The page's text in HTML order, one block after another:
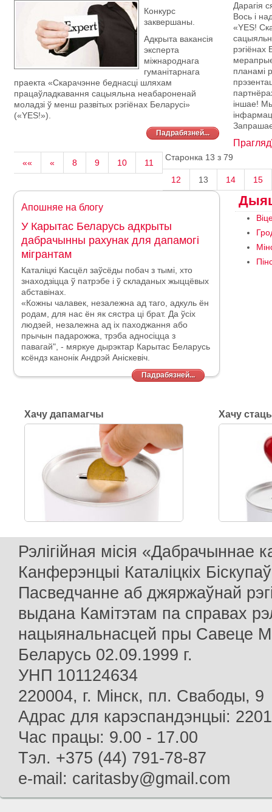
Конкурс
заквершаны.
Адкрыта вакансія
эксперта
міжнароднага
гуманітарнага
праекта «Скарачэнне беднасці шляхам
працаўладкавання сацыяльна неабароненай
моладзі ў менш развітых рэгіёнах Беларусі»
(«YES!»).
Падрабязней...
Дарагія
Вось і
«YES!
рэгіёнах
планамі
іншае! Мы
Старонка 13 з 79
«« « 8 9 10
11
12
13 14 15
Апошняе на блогу
У Карытас Беларусь адкрыты
дабрачынны рахунак для дапамогі
мігрантам
Каталіцкі Касцёл заўсёды побач з тымі, хто
знаходзіцца ў патрэбе і ў складаных жыццёвых
абставінах.
«Кожны чалавек, незалежна ад таго, адкуль ён
родам, для нас ён як сястра ці брат. Да ўсіх
людзей, незалежна ад іх паходжання або
прычын падарожжа, трэба адносіцца з
павагай", - мяркуе дырэктар Карытас Беларусь
ксёндз канонік Андрэй Аніскевіч.
Падрабязней...
Хачу дапамагчы Хачу
Рэлігійная місія «Дабрачыннае
Канферэнцыі Каталіцкіх
Пасведчанне аб джяржаўнай
выдана Камітэтам па справах
нацыянальнасцей пры Савеце
Беларусь 02.09.1999 г.
УНП 101124634
220004, г. Мінск, пл. Свабоды, 9
Адрас для карэспандэнцыі:
Час працы: 9.00 - 17.00
Тэл. +375 (44) 791-78-87
e-mail: caritasby@gmail.com